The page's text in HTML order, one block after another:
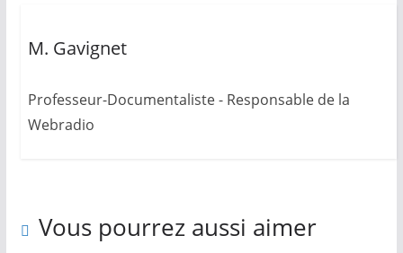
M. Gavignet
Professeur-Documentaliste - Responsable de la
Webradio
Vous pourrez aussi aimer